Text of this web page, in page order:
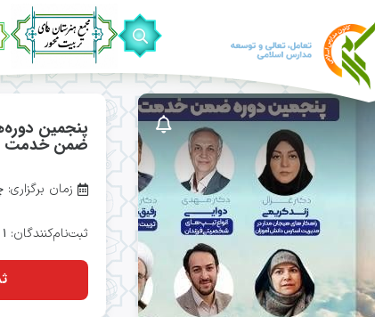
پنجمين
ضمن خدمت
زمان برگزاری:
ثبت‌نام‌کنندگان: ۱